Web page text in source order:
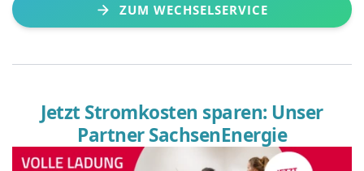
ZUM WECHSELSERVICE
Jetzt Stromkosten sparen: Unser
Partner SachsenEnergie